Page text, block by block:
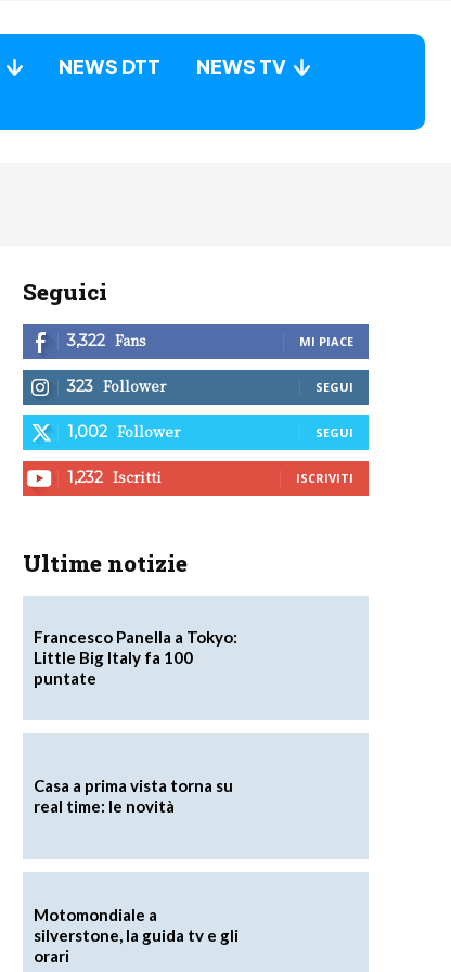
NEWS DTT
NEWS TV
Seguici
3,322 Fans MI PIACE
323 Follower SEGUI
1,002 Follower SEGUI
1,232 Iscritti ISCRIVITI
Ultime notizie
Francesco Panella a Tokyo:
Little Big Italy fa 100
puntate
Casa a prima vista torna su
real time: le novità
Motomondiale a
silverstone, la guida tv e gli
orari